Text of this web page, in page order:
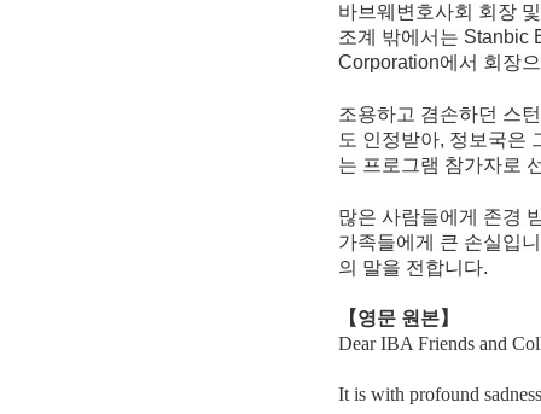
바브웨변호사회 회장
조계 밖에서는 Stanbic
Corporation에서 회장
조용하고 겸손하던 스
도 인정받아, 정보국은
는 프로그램 참가자로
많은 사람들에게 존경
가족들에게 큰 손실입
의 말을 전합니다.
【영문 원본】
Dear IBA Friends and
It is with profound